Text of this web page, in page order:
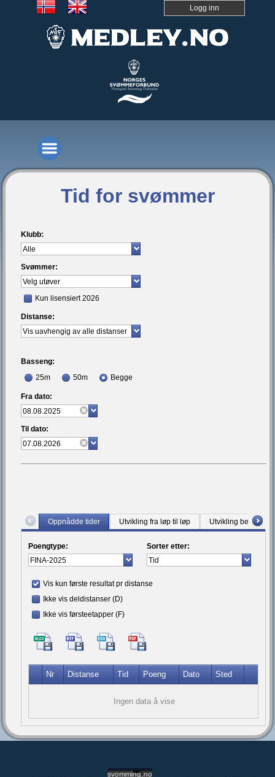
Logg inn
Tid for svømmer
Klubb:
Svømmer:
Kun lisensiert 2026
Distanse:
Basseng:
25m
50m Begge
Fra dato:
Til dato:
Oppnådde tider Utvikling fra løp til løp Utvikling bestetid
Poengtype: Sorter etter:
Vis kun første resultat pr distanse
Ikke vis deldistanser (D)
Ikke vis førsteetapper (F)
Nr Distanse Tid Poeng Dato Sted
Ingen data å vise
svomming.no